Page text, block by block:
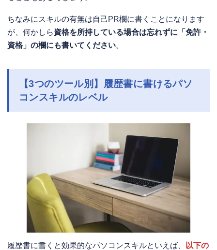
ちなみにスキルの有無は自己PR欄に書くことになります
が、何かしら資格を所持している場合は忘れずに「免許・
資格」の欄にも書いてください。
【3つのツール別】履歴書に書けるパソ
コンスキルのレベル
履歴書に書くと効果的なパソコンスキルといえば、
以下の